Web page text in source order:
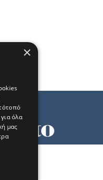
×
όλα
μας